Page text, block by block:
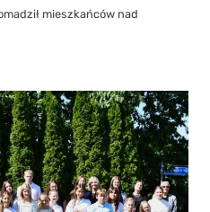
mieszkańców nad